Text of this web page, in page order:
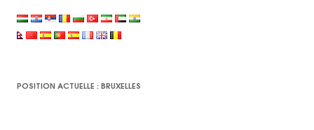
POSITION ACTUELLE : BRUXELLES